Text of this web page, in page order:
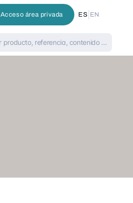
Acceso área privada ES EN